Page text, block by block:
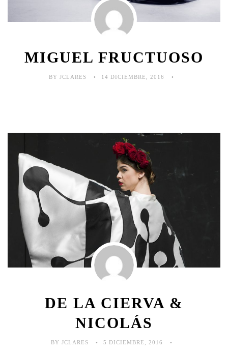
MIGUEL FRUCTUOSO
BY JCLARES 14 DICIEMBRE, 2016
DE LA CIERVA &
NICOLÁS
BY JCLARES 5 DICIEMBRE, 2016